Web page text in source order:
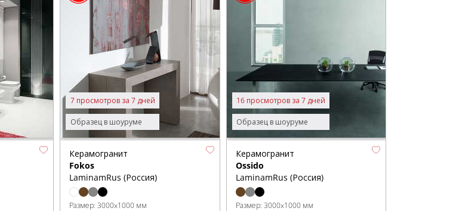
Образец в шоуруме
7 просмотров за 7 дней
Керамогранит
Fokos
LaminamRus (Россия)
Размер:3000x1000 мм
Образец в шоуруме
16 просмотров за 7 дней
Керамогранит
Ossido
LaminamRus (Россия)
Размер: 3000x1000 мм